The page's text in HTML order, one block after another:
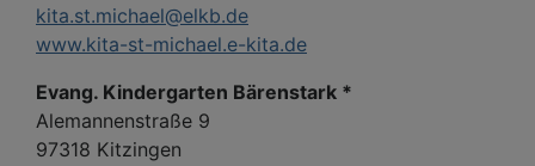
kita.st.michael@elkb.de
www.kita-st-michael.e-kita.de
Evang. Kindergarten Bärenstark *
Alemannenstraße 9
97318 Kitzingen